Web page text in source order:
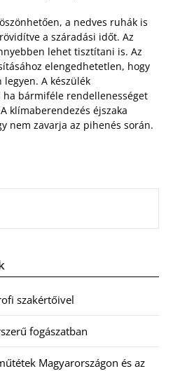
a nedves ruhák is
a száradási időt. Az
lehet tisztítani is. Az
elengedhetetlen, hogy
A készülék
ha bármiféle rendellenességet
klímaberendezés éjszaka
nem zavarja az pihenés során.
szakértőivel
fogászatban
Magyarországon és az